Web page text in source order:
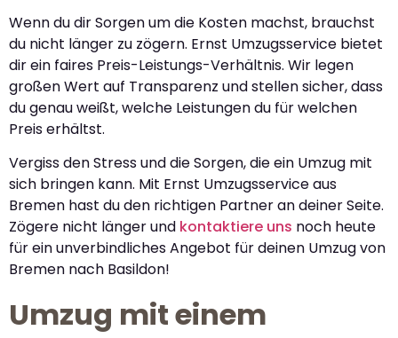
Wenn du dir Sorgen um die Kosten machst, brauchst
du nicht länger zu zögern. Ernst Umzugsservice bietet
dir ein faires Preis-Leistungs-Verhältnis. Wir legen
großen Wert auf Transparenz und stellen sicher, dass
du genau weißt, welche Leistungen du für welchen
Preis erhältst.
Vergiss den Stress und die Sorgen, die ein Umzug mit
sich bringen kann. Mit Ernst Umzugsservice aus
Bremen hast du den richtigen Partner an deiner Seite.
Zögere nicht länger und kontaktiere uns noch heute
für ein unverbindliches Angebot für deinen Umzug von
Bremen nach Basildon!
Umzug mit einem